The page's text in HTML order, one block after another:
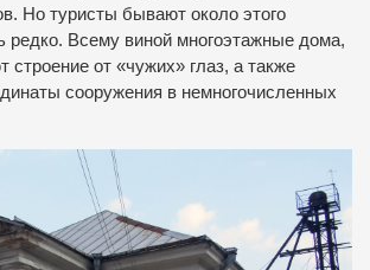
Но туристы бывают около этого
редко. Всему виной многоэтажные дома,
строение от «чужих» глаз, а также
сооружения в немногочисленных